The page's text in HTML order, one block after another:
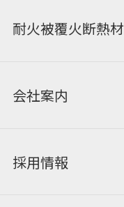
耐火被覆火断熱材
会社案内
採用情報